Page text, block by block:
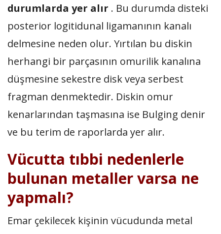
durumlarda yer alır . Bu durumda disteki
posterior logitidunal ligamanının kanalı
delmesine neden olur. Yırtılan bu diskin
herhangi bir parçasının omurilik kanalına
düşmesine sekestre disk veya serbest
fragman denmektedir. Diskin omur
kenarlarından taşmasına ise Bulging denir
ve bu terim de raporlarda yer alır.
Vücutta tıbbi nedenlerle
bulunan metaller varsa ne
yapmalı?
Emar çekilecek kişinin vücudunda metal